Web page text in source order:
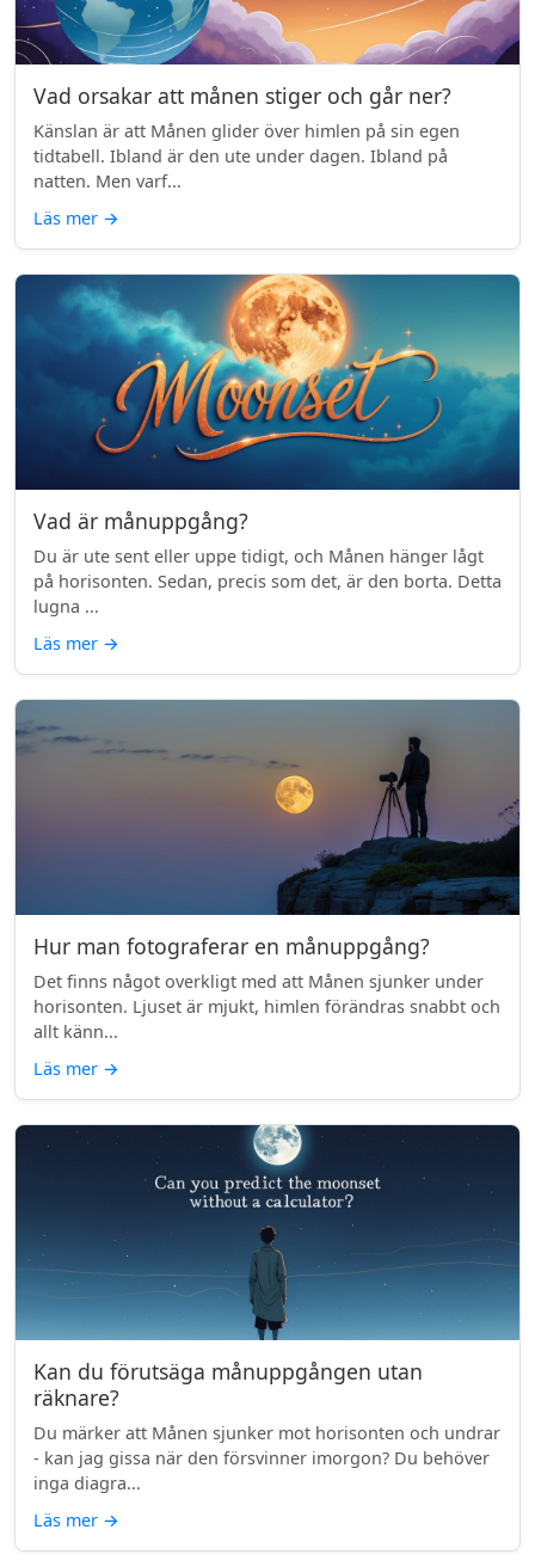
Vad orsakar att månen stiger och går ner?
Känslan är att Månen glider över himlen på sin egen
tidtabell. Ibland är den ute under dagen. Ibland på
natten. Men varf...
Läs mer →
Vad är månuppgång?
Du är ute sent eller uppe tidigt, och Månen hänger lågt
på horisonten. Sedan, precis som det, är den borta. Detta
lugna ...
Läs mer →
Hur man fotograferar en månuppgång?
Det finns något overkligt med att Månen sjunker under
horisonten. Ljuset är mjukt, himlen förändras snabbt och
allt känn...
Läs mer →
Kan du förutsäga månuppgången utan
räknare?
Du märker att Månen sjunker mot horisonten och undrar
- kan jag gissa när den försvinner imorgon? Du behöver
inga diagra...
Läs mer →